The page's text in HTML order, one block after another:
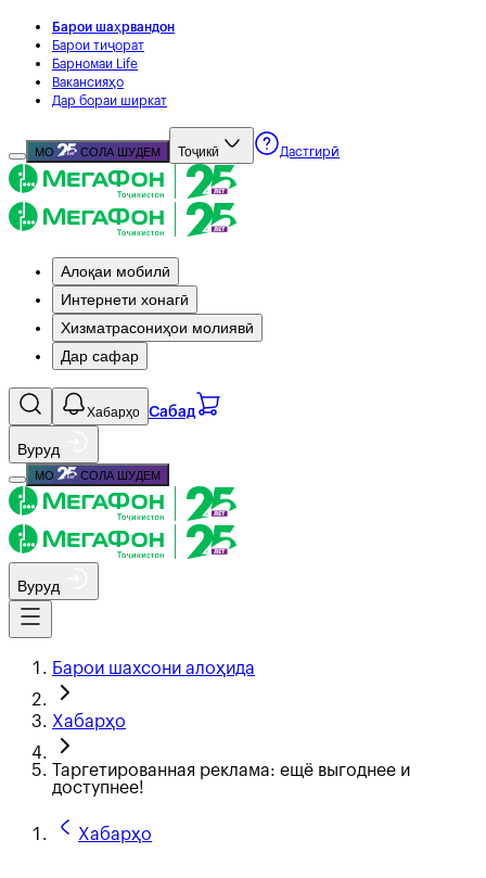
Барои шаҳрвандон
Барои тиҷорат
Барномаи Life
Вакансияҳо
Дар бораи ширкат
МО СОЛА ШУДЕМ Тоҷикӣ Дастгирӣ
Алоқаи мобилӣ
Интернети хонагӣ
Хизматрасониҳои молиявӣ
Дар сафар
Хабарҳо Сабад
Вуруд
МО СОЛА ШУДЕМ
Вуруд
Барои шахсони алоҳида
Хабарҳо
Таргетированная реклама: ещё выгоднее и
доступнее!
Хабарҳо